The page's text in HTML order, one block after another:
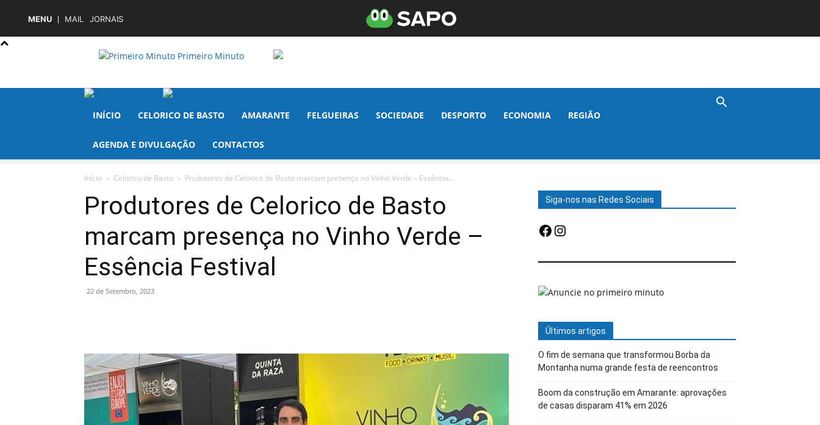
MENU MAIL JORNAIS
Primeiro Minuto
INÍCIO CELORICO DE BASTO AMARANTE FELGUEIRAS SOCIEDADE DESPORTO ECONOMIA REGIÃO
AGENDA E DIVULGAÇÃO CONTACTOS
Início Celorico de Basto Produtores de Celorico de Basto marcam presença no Vinho Verde – Essência...
Produtores de Celorico de Basto
marcam presença no Vinho Verde –
Essência Festival
22 de Setembro, 2023
Siga-nos nas Redes Sociais
Facebook
Instagram
Últimos artigos
O fim de semana que transformou Borba da
Montanha numa grande festa de reencontros
Boom da construção em Amarante: aprovações
de casas disparam 41% em 2026